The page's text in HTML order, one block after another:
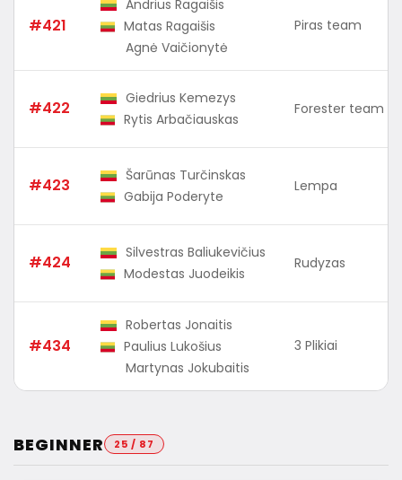
#421
Andrius Ragaišis
Matas Ragaišis
Agnė Vaičionytė
Piras team
#422
Giedrius Kemezys
Rytis Arbačiauskas
Forester team
#423
Šarūnas Turčinskas
Gabija Poderyte
Lempa
#424
Silvestras Baliukevičius
Modestas Juodeikis
Rudyzas
#434
Robertas Jonaitis
Paulius Lukošius
Martynas Jokubaitis
3 Plikiai
BEGINNER 25 / 87